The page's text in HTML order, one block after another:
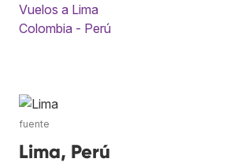
Vuelos a Lima
Colombia - Perú
fuente
Lima, Perú